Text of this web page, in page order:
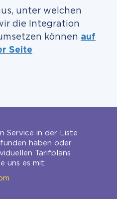
unter welchen
die Integration
können auf
Seite
Service in der Liste
haben oder
Tarifplans
uns es mit: